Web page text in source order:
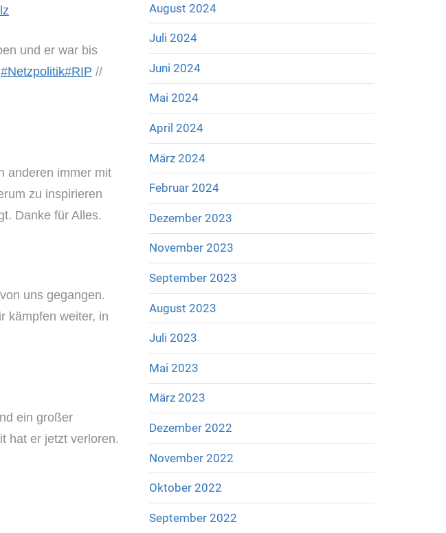
und er war bis
#Netzpolitik#RIP //
anderen immer mit
zu inspirieren
Danke für Alles.
uns gegangen.
kämpfen weiter, in
ein großer
hat er jetzt verloren.
August 2024
Juli 2024
Juni 2024
Mai 2024
April 2024
März 2024
Februar 2024
Dezember 2023
November 2023
September 2023
August 2023
Juli 2023
Mai 2023
März 2023
Dezember 2022
November 2022
Oktober 2022
September 2022